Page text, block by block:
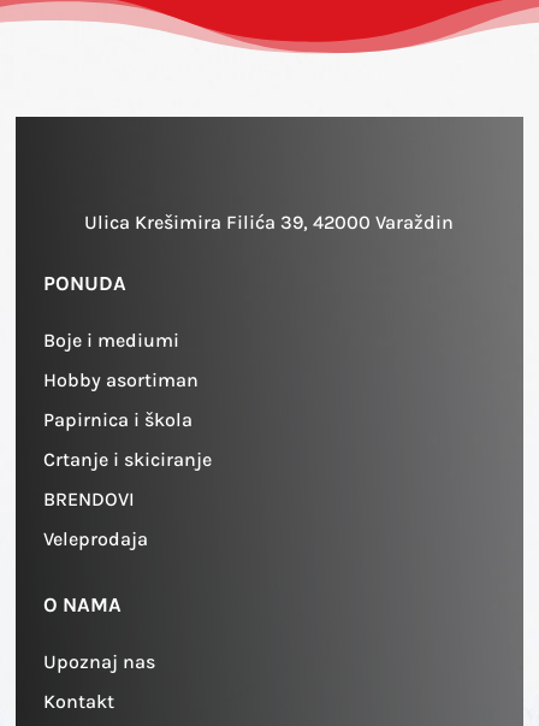
Ulica Krešimira Filića 39, 42000 Varaždin
PONUDA
Boje i mediumi
Hobby asortiman
Papirnica i škola
Crtanje i skiciranje
BRENDOVI
Veleprodaja
O NAMA
Upoznaj nas
Kontakt